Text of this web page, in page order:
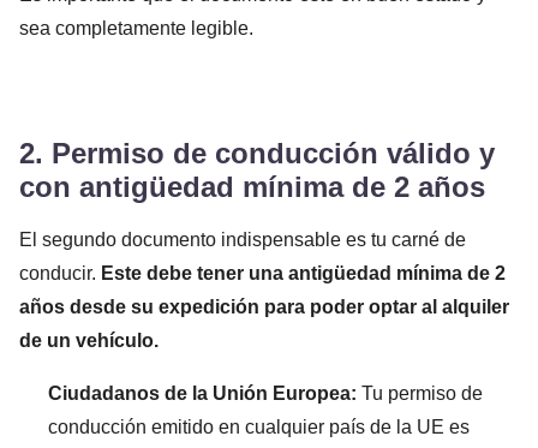
sea completamente legible.
2. Permiso de conducción válido y
con antigüedad mínima de 2 años
El segundo documento indispensable es tu carné de
conducir. Este debe tener una antigüedad mínima de 2
años desde su expedición para poder optar al alquiler
de un vehículo.
Ciudadanos de la Unión Europea: Tu permiso de
conducción emitido en cualquier país de la UE es